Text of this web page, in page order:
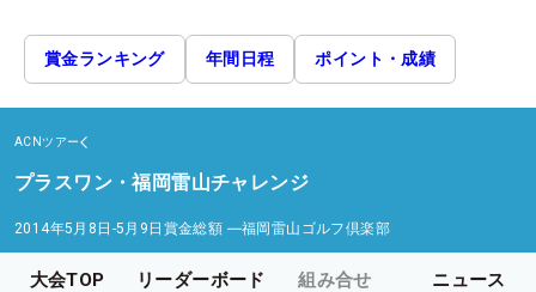
賞金ランキング 年間日程 ポイント・成績
ACNツアー
プラスワン・福岡雷山チャレンジ
2014年5月8日-5月9日 賞金総額 ―福岡雷山ゴルフ倶楽部
大会TOP リーダーボード 組み合せ ニュース